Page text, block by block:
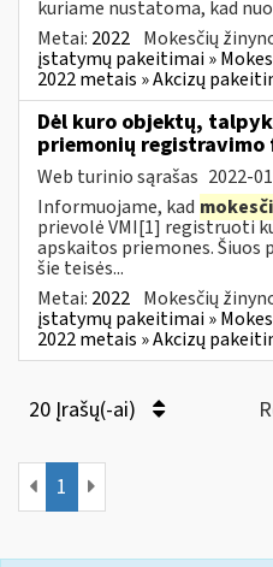
kuriame nustatoma, kad nuo
Metai: 2022 Mokesčių
įstatymų pakeitimai »
2022 metais » Akcizų
Dėl kuro objektų,
priemonių
Web turinio sąrašas 2022-
Informuojame, kad
prievolė VMI[1] registruoti
apskaitos priemones.
šie teisės...
Metai: 2022 Mokesčių
įstatymų pakeitimai »
2022 metais » Akcizų
20 Įrašų(-ai)
1